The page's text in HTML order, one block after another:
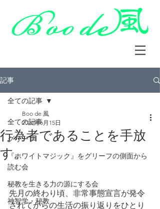
記事
全ての記事
グリーフ
『ホワイトマジック』をグリーフの側面から
読む会
秘教を生きる力の源にする会
神智学・秘教
全ての記事
行為者であることを手放
す。
Boo de 風
2020年6月15日
先月の終わり頃、非常事態宣言が発令
されてからの生活の振り返りをひとり